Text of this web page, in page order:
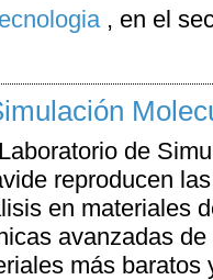
, en el
de
reproducen
en materiales
avanzadas
más baratos